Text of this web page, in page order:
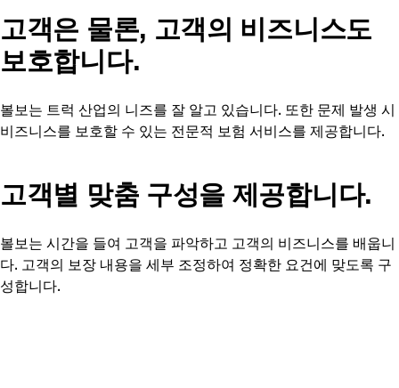
고객은 물론, 고객의 비즈니스도
보호합니다.
볼보는 트럭 산업의 니즈를 잘 알고 있습니다. 또한 문제 발생 시
비즈니스를 보호할 수 있는 전문적 보험 서비스를 제공합니다.
고객별 맞춤 구성을 제공합니다.
볼보는 시간을 들여 고객을 파악하고 고객의 비즈니스를 배웁니
다. 고객의 보장 내용을 세부 조정하여 정확한 요건에 맞도록 구
성합니다.